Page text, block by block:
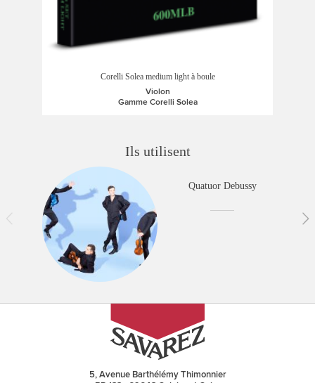
Corelli Solea medium light à boule
Violon
Gamme Corelli Solea
Ils utilisent
Quatuor Debussy
5, Avenue Barthélémy Thimonnier